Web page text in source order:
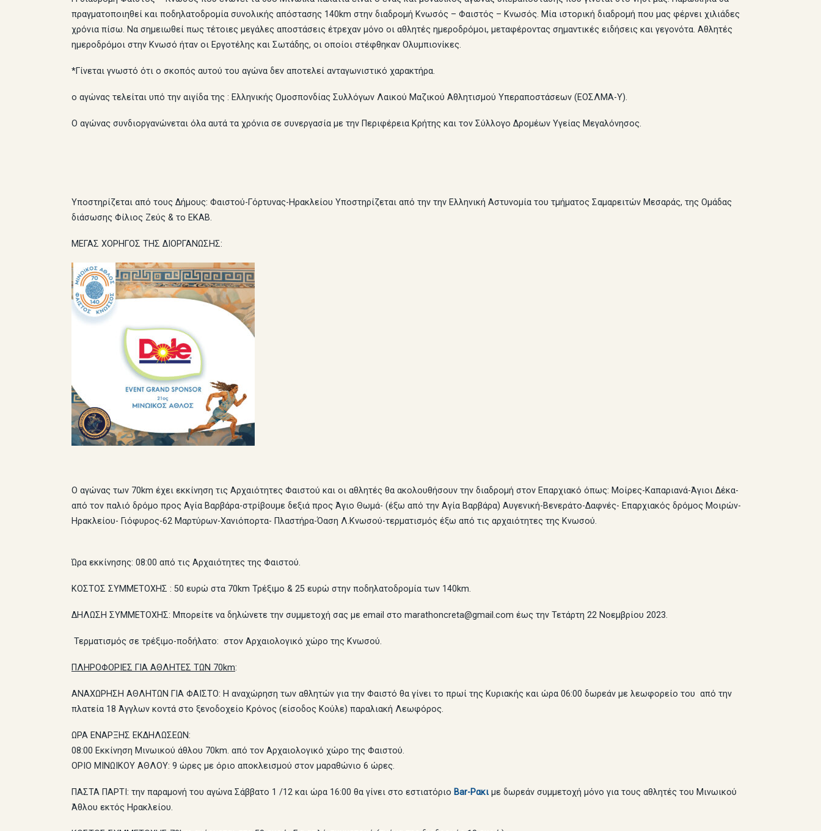
πραγματοποιηθεί και ποδηλατοδρομία συνολικής απόστασης 140km στην διαδρομή Κνωσός – Φαιστός – Κνωσός. Μία ιστορική διαδρομή που μας φέρνει χιλιάδες
χρόνια πίσω. Να σημειωθεί πως τέτοιες μεγάλες αποστάσεις έτρεχαν μόνο οι αθλητές ημεροδρόμοι, μεταφέροντας σημαντικές ειδήσεις και γεγονότα. Αθλητές
ημεροδρόμοι στην Κνωσό ήταν οι Εργοτέλης και Σωτάδης, οι οποίοι στέφθηκαν Ολυμπιονίκες.
*Γίνεται γνωστό ότι ο σκοπός αυτού του αγώνα δεν αποτελεί ανταγωνιστικό χαρακτήρα.
ο αγώνας τελείται υπό την αιγίδα της : Ελληνικής Ομοσπονδίας Συλλόγων Λαικού Μαζικού Αθλητισμού Υπεραποστάσεων (ΕΟΣΛΜΑ-Υ).
Ο αγώνας συνδιοργανώνεται όλα αυτά τα χρόνια σε συνεργασία με την Περιφέρεια Κρήτης και τον Σύλλογο Δρομέων Υγείας Μεγαλόνησος.
Υποστηρίζεται από τους Δήμους: Φαιστού-Γόρτυνας-Ηρακλείου Υποστηρίζεται από την την Ελληνική Αστυνομία του τμήματος Σαμαρειτών Μεσαράς, της Ομάδας
διάσωσης Φίλιος Ζεύς & το ΕΚΑΒ.
ΜΕΓΑΣ ΧΟΡΗΓΟΣ ΤΗΣ ΔΙΟΡΓΑΝΩΣΗΣ:
Ο αγώνας των 70km έχει εκκίνηση τις Αρχαιότητες Φαιστού και οι αθλητές θα ακολουθήσουν την διαδρομή στον Επαρχιακό όπως: Μοίρες-Καπαριανά-Άγιοι Δέκα-
από τον παλιό δρόμο προς Αγία Βαρβάρα-στρίβουμε δεξιά προς Άγιο Θωμά- (έξω από την Αγία Βαρβάρα) Αυγενική-Βενεράτο-Δαφνές- Επαρχιακός δρόμος Μοιρών-
Ηρακλείου- Γιόφυρος-62 Μαρτύρων-Χανιόπορτα- Πλαστήρα-Όαση Λ.Κνωσού-τερματισμός έξω από τις αρχαιότητες της Κνωσού.
Ώρα εκκίνησης: 08:00 από τις Αρχαιότητες της Φαιστού.
ΚΟΣΤΟΣ ΣΥΜΜΕΤΟΧΗΣ : 50 ευρώ στα 70km Τρέξιμο & 25 ευρώ στην ποδηλατοδρομία των 140km.
ΔΗΛΩΣΗ ΣΥΜΜΕΤΟΧΗΣ: Μπορείτε να δηλώνετε την συμμετοχή σας με email στο marathoncreta@gmail.com έως την Τετάρτη 22 Νοεμβρίου 2023.
Τερματισμός σε τρέξιμο-ποδήλατο: στον Αρχαιολογικό χώρο της Κνωσού.
ΠΛΗΡΟΦΟΡΙΕΣ ΓΙΑ ΑΘΛΗΤΕΣ ΤΩΝ 70km:
ΑΝΑΧΩΡΗΣΗ ΑΘΛΗΤΩΝ ΓΙΑ ΦΑΙΣΤΟ: Η αναχώρηση των αθλητών για την Φαιστό θα γίνει το πρωί της Κυριακής και ώρα 06:00 δωρεάν με λεωφορείο του από την
πλατεία 18 Άγγλων κοντά στο ξενοδοχείο Κρόνος (είσοδος Κούλε) παραλιακή Λεωφόρος.
ΩΡΑ ΕΝΑΡΞΗΣ ΕΚΔΗΛΩΣΕΩΝ:
08:00 Εκκίνηση Μινωικού άθλου 70km. από τον Αρχαιολογικό χώρο της Φαιστού.
ΟΡΙΟ ΜΙΝΩΙΚΟΥ ΑΘΛΟΥ: 9 ώρες με όριο αποκλεισμού στον μαραθώνιο 6 ώρες.
ΠΑΣΤΑ ΠΑΡΤΙ: την παραμονή του αγώνα Σάββατο 1 /12 και ώρα 16:00 θα γίνει στο εστιατόριο Bar-Ρακι με δωρεάν συμμετοχή μόνο για τους αθλητές του Μινωικού
Άθλου εκτός Ηρακλείου.